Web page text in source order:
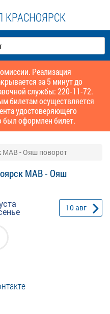
КРАСНОЯРСК
Реализация
за 5 минут до
службы: 220-11-72.
билетам осуществляется
удостоверяющего
был оформлен билет.
МАВ - Ояш поворот
МАВ - Ояш
10авг